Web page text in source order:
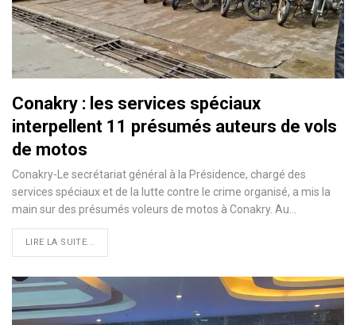
Conakry : les services spéciaux
interpellent 11 présumés auteurs de vols
de motos
Conakry-Le secrétariat général à la Présidence, chargé des
services spéciaux et de la lutte contre le crime organisé, a mis la
main sur des présumés voleurs de motos à Conakry. Au…
LIRE LA SUITE...